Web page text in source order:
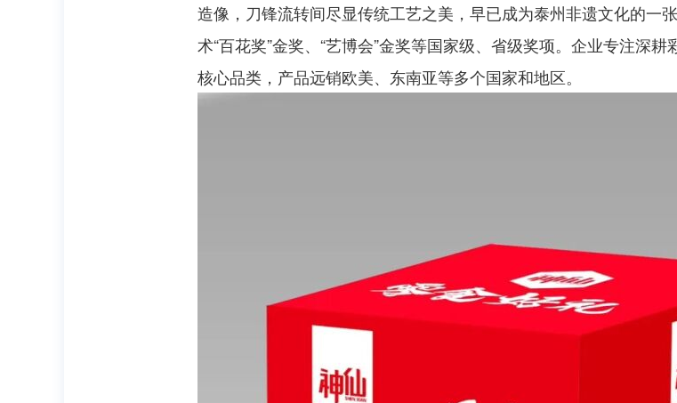
造像，刀锋流转间尽显传统工艺之美，早已成为泰州非遗文化的一
术“百花奖”金奖、“艺博会”金奖等国家级、省级奖项。企业专注深
核心品类，产品远销欧美、东南亚等多个国家和地区。